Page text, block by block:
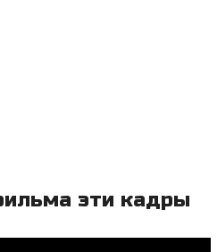
эти кадры